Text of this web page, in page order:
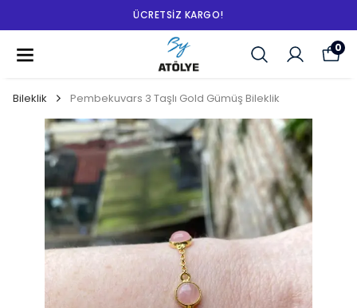
ÜCRETSIZ KARGO!
0
Bileklik Pembekuvars 3 Taşlı Gold Gümüş Bileklik